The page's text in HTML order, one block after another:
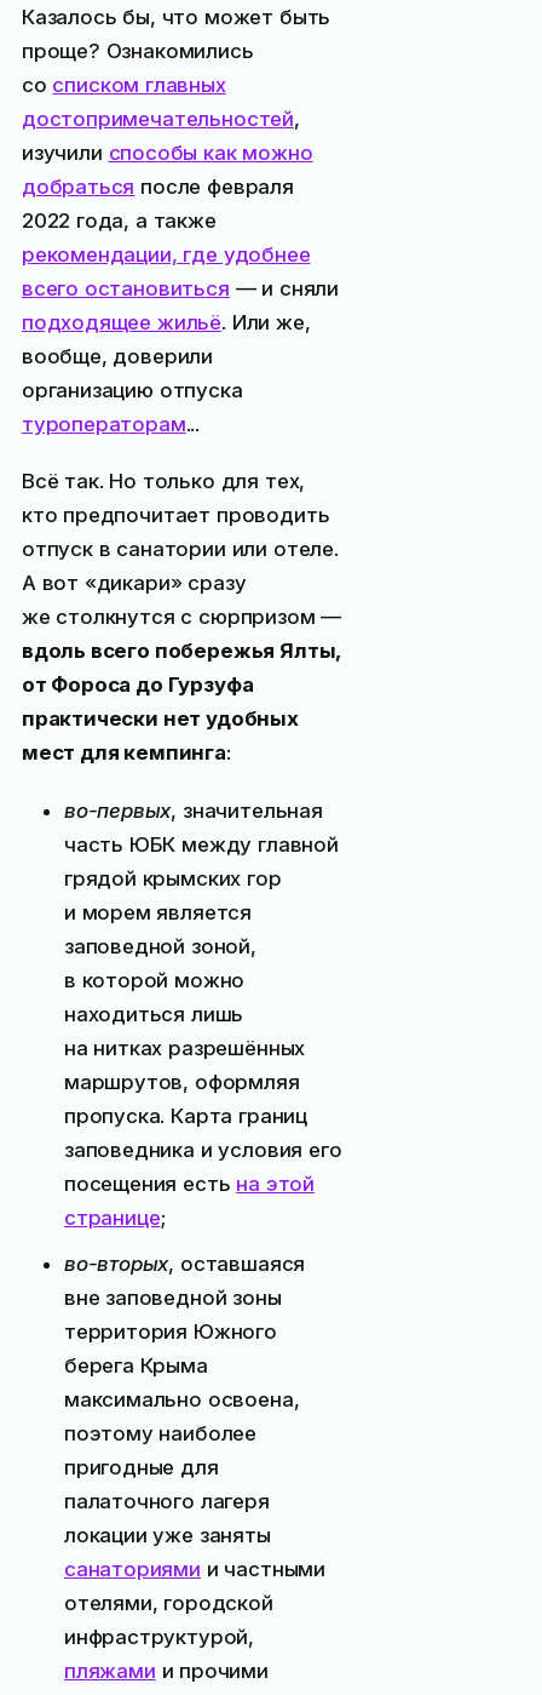
Казалось бы, что может быть
проще? Ознакомились
со списком главных
достопримечательностей,
изучили способы как можно
добраться после февраля
2022 года, а также
рекомендации, где удобнее
всего остановиться — и сняли
подходящее жильё. Или же,
вообще, доверили
организацию отпуска
туроператорам...
Всё так. Но только для тех,
кто предпочитает проводить
отпуск в санатории или отеле.
А вот «дикари» сразу
же столкнутся с сюрпризом —
вдоль всего побережья Ялты,
от Фороса до Гурзуфа
практически нет удобных
мест для кемпинга:
во-первых, значительная
часть ЮБК между главной
грядой крымских гор
и морем является
заповедной зоной,
в которой можно
находиться лишь
на нитках разрешённых
маршрутов, оформляя
пропуска. Карта границ
заповедника и условия его
посещения есть на этой
странице;
во-вторых, оставшаяся
вне заповедной зоны
территория Южного
берега Крыма
максимально освоена,
поэтому наиболее
пригодные для
палаточного лагеря
локации уже заняты
санаториями и частными
отелями, городской
инфраструктурой,
пляжами и прочими